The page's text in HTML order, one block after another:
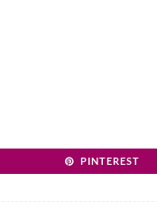
PINTEREST